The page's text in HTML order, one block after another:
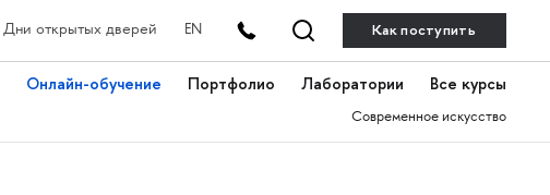
Дни открытых дверей EN Как поступить
Онлайн-обучение Портфолио Лаборатории Все курсы
Современное искусство